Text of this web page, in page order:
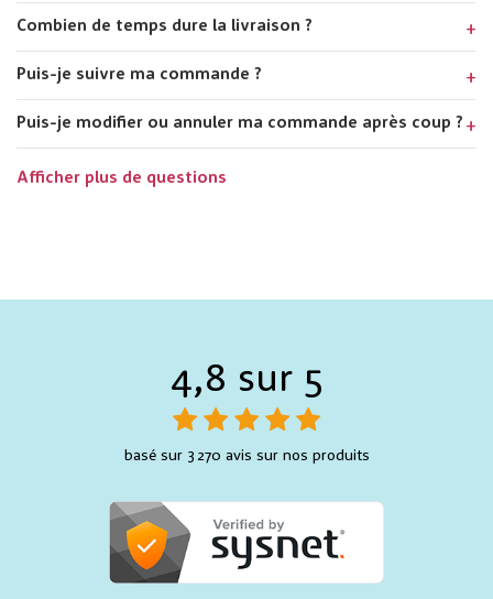
Combien de temps dure la livraison ?
Puis-je suivre ma commande ?
Puis-je modifier ou annuler ma commande après coup ?
Afficher plus de questions
4,8 sur 5
basé sur 3 270 avis sur nos produits